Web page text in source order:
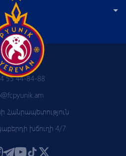
55 44-84-88
Հանրապետություն
խճուղի 4/7